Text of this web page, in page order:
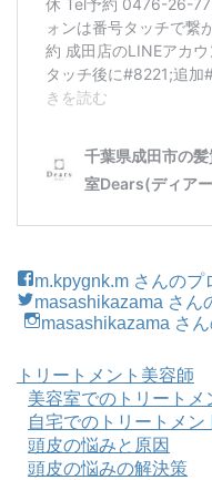
m.kpygnk.m さんの
masashikazama さん
masashikazama さ
トリートメント美容師
美容室でのトリートメ
自宅でのトリートメン
頭皮の悩みと原因
頭皮の悩みの解決策